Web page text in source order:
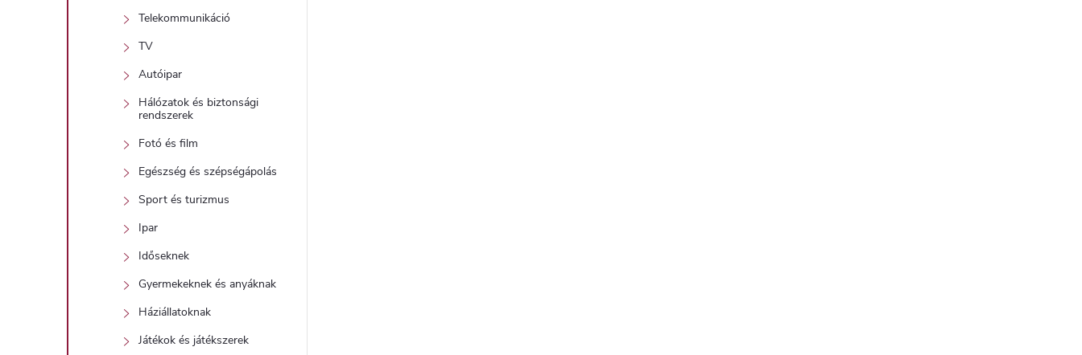
Telekommunikáció
TV
Autóipar
Hálózatok és biztonsági
rendszerek
Fotó és film
Egészség és szépségápolás
Sport és turizmus
Ipar
Időseknek
Gyermekeknek és anyáknak
Háziállatoknak
Játékok és játékszerek